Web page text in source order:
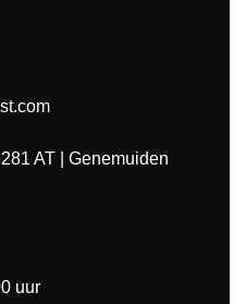
AT | Genemuiden
uur